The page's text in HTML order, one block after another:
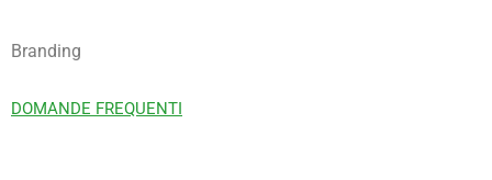
Branding
DOMANDE FREQUENTI